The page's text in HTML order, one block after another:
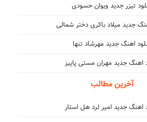
تیزر جدید ویوان حسودی
جدید میلاد باکری دختر شمالی
اهنگ جدید مهرشاد تنها
اهنگ جدید مهران مستی پاییز
آخرین مطالب
اهنگ جدید امیر لرد هل استار